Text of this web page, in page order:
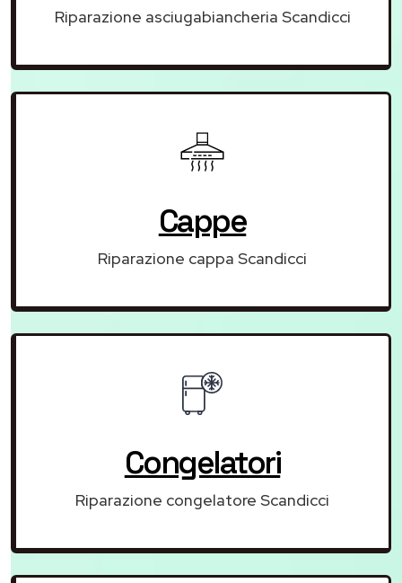
Riparazione asciugabiancheria Scandicci
Cappe
Riparazione cappa Scandicci
Congelatori
Riparazione congelatore Scandicci